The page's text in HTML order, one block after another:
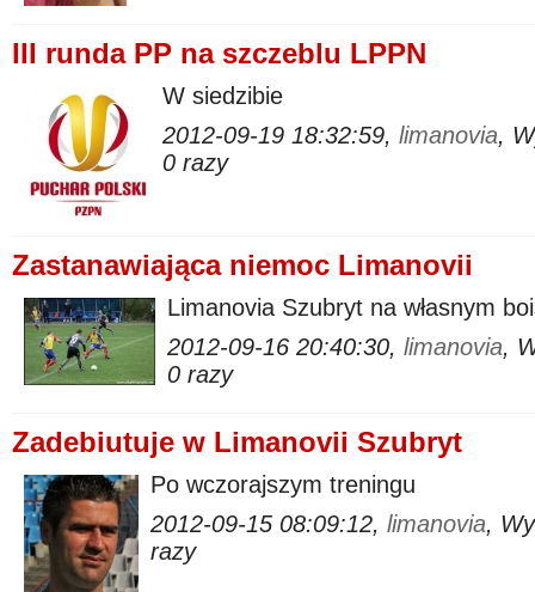
III runda PP na szczeblu LPPN
W siedzibie
2012-09-19 18:32:59, limanovia,
0 razy
Zastanawiająca niemoc Limanovii
Limanovia Szubryt na własnym
2012-09-16 20:40:30, limanovia,
0 razy
Zadebiutuje w Limanovii Szubryt
Po wczorajszym treningu
2012-09-15 08:09:12, limanovia,
razy